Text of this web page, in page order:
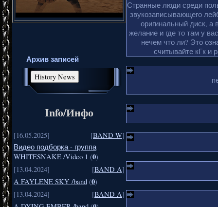
Архив записей
Info/Инфо
[16.05.2025] [BAND W]
Видео подборка - группа
WHITESNAKE /Video 1 (0)
[13.04.2024]
[BAND A]
A FAYLENE SKY /band (0)
[13.04.2024]
[BAND A]
Странные люди среди
звукозаписывающего
оригинальный диск, а
желание и где то там у
нечем что ли? Это
считывайте кГк и